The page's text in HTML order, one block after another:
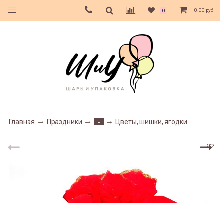
0 0.00 руб
Главная Праздники - Цветы, шишки, ягодки